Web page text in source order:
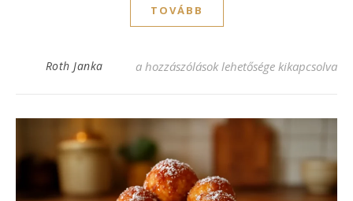
TOVÁBB
Roth Janka Egyszerű aranygaluska recept – Mindenki
a hozzászólások lehetősége kikapcsolva